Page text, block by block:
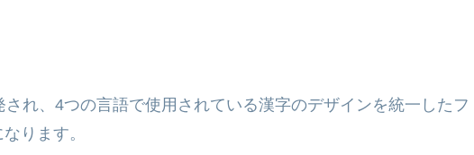
れ、4つの言語で使用されている漢字のデザインを統一したフ
ります。